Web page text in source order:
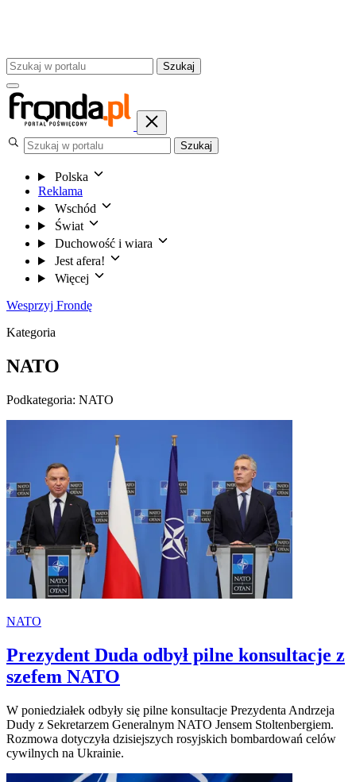
Szukaj
Szukaj
Polska
Reklama
Wschód
Świat
Duchowość i wiara
Jest afera!
Więcej
Wesprzyj Frondę
Kategoria
NATO
Podkategoria: NATO
NATO
Prezydent Duda odbył pilne konsultacje z
szefem NATO
W poniedziałek odbyły się pilne konsultacje Prezydenta Andrzeja
Dudy z Sekretarzem Generalnym NATO Jensem Stoltenbergiem.
Rozmowa dotyczyła dzisiejszych rosyjskich bombardowań celów
cywilnych na Ukrainie.